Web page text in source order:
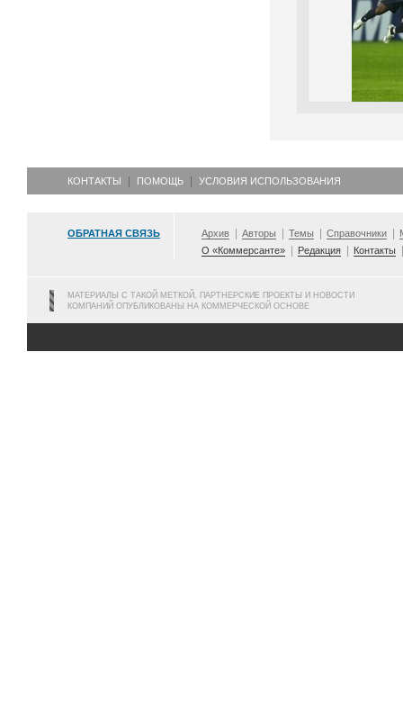
КОНТАКТЫ ПОМОЩЬ УСЛОВИЯ ИСПОЛЬЗОВАНИЯ
ОБРАТНАЯ СВЯЗЬ Архив Авторы Темы Справочники
О «Коммерсанте»
Редакция Контакты
МАТЕРИАЛЫ С ТАКОЙ МЕТКОЙ, ПАРТНЕРСКИЕ ПРОЕКТЫ И НОВОСТИ
КОМПАНИЙ ОПУБЛИКОВАНЫ НА КОММЕРЧЕСКОЙ ОСНОВЕ